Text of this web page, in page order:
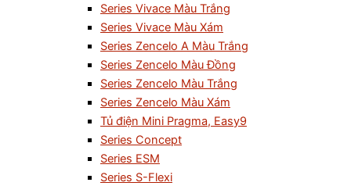
Series Vivace Màu Trắng
Series Vivace Màu Xám
Series Zencelo A Màu Trắng
Series Zencelo Màu Đồng
Series Zencelo Màu Trắng
Series Zencelo Màu Xám
Tủ điện Mini Pragma, Easy9
Series Concept
Series ESM
Series S-Flexi